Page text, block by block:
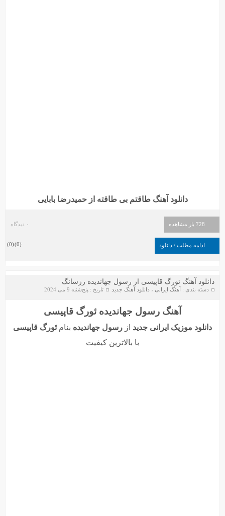
دانلود آهنگ طاقتم بی طاقته از حمیدرضا بابایی
728 بار مشاهده ۰ دیدگاه
ادامه مطلب / دانلود (
0
)
(
0
)
دانلود آهنگ ئورگ قاپیسی از رسول جهاندیده رزسانگ
دسته بندی :آهنگ ایرانی ، دانلود آهنگ جدید تاریخ : پنج‌شنبه 9 می 2024
آهنگ رسول جهاندیده ئورگ قاپیسی
دانلود موزیک ایرانی جدید از رسول جهاندیده بنام ئورگ قاپیسی
با بالاترین کیفیت